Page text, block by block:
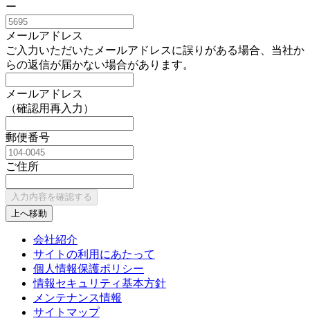
ー
メールアドレス
ご入力いただいたメールアドレスに誤りがある場合、当社か
らの返信が届かない場合があります。
メールアドレス
（確認用再入力）
郵便番号
ご住所
上へ移動
会社紹介
サイトの利用にあたって
個人情報保護ポリシー
情報セキュリティ基本方針
メンテナンス情報
サイトマップ